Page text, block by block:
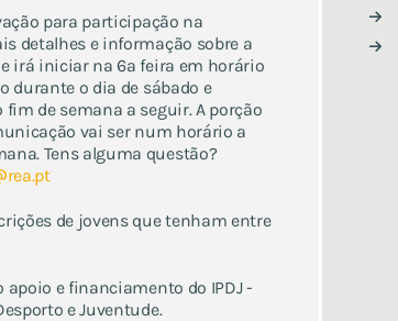
para participação na
detalhes e informação sobre a
irá iniciar na 6a feira em horário
durante o dia de sábado e
de semana a seguir. A porção
vai ser num horário a
Tens alguma questão?
rea.pt
de jovens que tenham entre
apoio e financiamento do IPDJ -
e Juventude.